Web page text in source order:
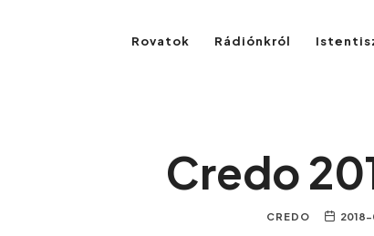
Rovatok Rádiónkról
Credo
CREDO 2018-